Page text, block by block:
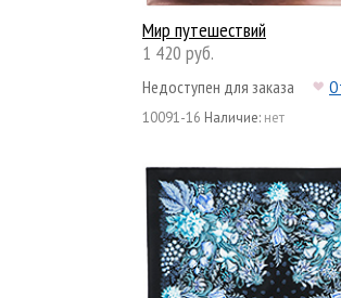
Мир путешествий
1 420 руб.
Недоступен для заказа
10091-16 Наличие: нет